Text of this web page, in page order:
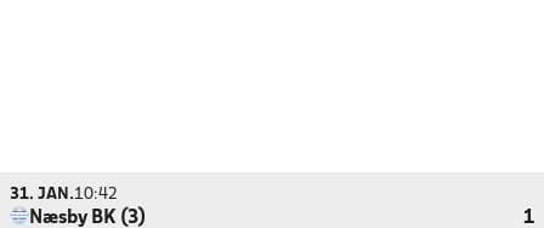
31. JAN.10:42
Næsby BK (3)
1